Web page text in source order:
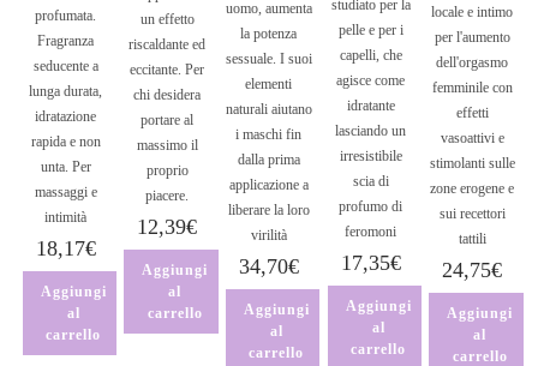
profumata.
Fragranza
seducente a
lunga durata,
idratazione
rapida e non
unta. Per
massaggi e
intimità
18,17€
Aggiungi
al
carrello
un effetto
riscaldante ed
eccitante. Per
chi desidera
portare al
massimo il
proprio
piacere.
12,39€
Aggiungi
al
carrello
uomo, aumenta
la potenza
sessuale. I suoi
elementi
naturali aiutano
i maschi fin
dalla prima
applicazione a
liberare la loro
virilità
34,70€
Aggiungi
al
carrello
studiato per la
pelle e per i
capelli, che
agisce come
idratante
lasciando un
irresistibile
scia di
profumo di
feromoni
17,35€
Aggiungi
al
carrello
locale e intimo
per l'aumento
dell'orgasmo
femminile con
effetti
vasoattivi e
stimolanti sulle
zone erogene e
sui recettori
tattili
24,75€
Aggiungi
al
carrello